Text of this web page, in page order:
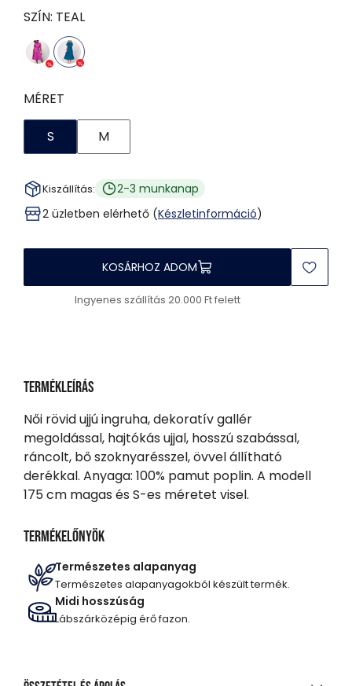
SZÍN: TEAL
MÉRET
S M
Kiszállítás:
2-3 munkanap
2 üzletben elérhető (Készletinformáció)
KOSÁRHOZ ADOM
Ingyenes szállítás 20.000 Ft felett
Termékleírás
Női rövid ujjú ingruha, dekoratív gallér
megoldással, hajtókás ujjal, hosszú szabással,
ráncolt, bő szoknyarésszel, övvel állítható
derékkal. Anyaga: 100% pamut poplin. A modell
175 cm magas és S-es méretet visel.
Termékelőnyök
Természetes alapanyag
Természetes alapanyagokból készült termék.
Midi hosszúság
Lábszárközépig érő fazon.